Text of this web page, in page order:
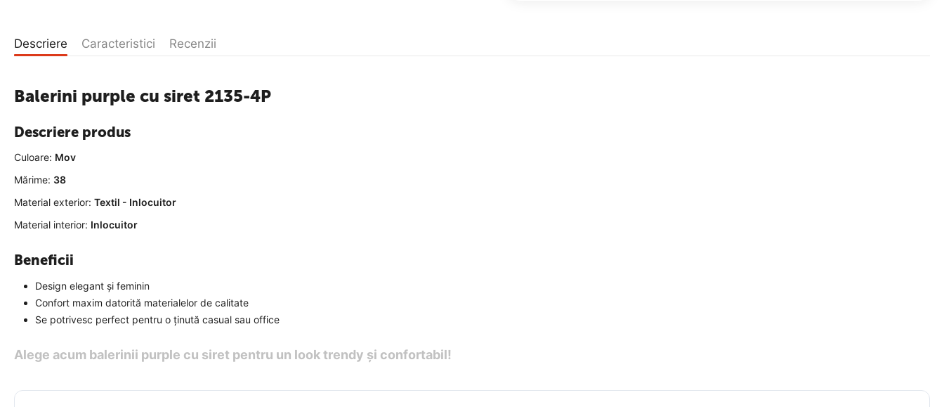
Descriere Caracteristici Recenzii
Balerini purple cu siret 2135-4P
Descriere produs
Culoare: Mov
Mărime: 38
Material exterior: Textil - Inlocuitor
Material interior: Inlocuitor
Beneficii
Design elegant și feminin
Confort maxim datorită materialelor de calitate
Se potrivesc perfect pentru o ținută casual sau office
Alege acum balerinii purple cu siret pentru un look trendy și confortabil!